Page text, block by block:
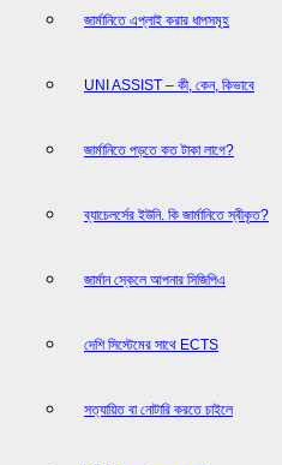
জার্মানিতে এপ্লাই করার ধাপসমূহ
UNI ASSIST – কী, কেন, কিভাবে
জার্মানিতে পড়তে কত টাকা লাগে?
ব্যাচেলর্সের ইউনি. কি জার্মানিতে স্বীকৃত?
জার্মান স্কেলে আপনার সিজিপিএ
দেশি সিস্টেমের সাথে ECTS
সত্যায়িত বা নোটারি করতে চাইলে